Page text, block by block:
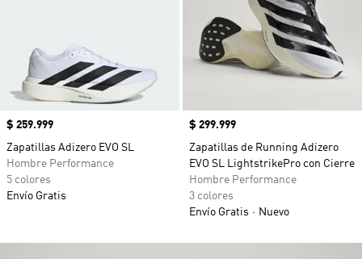
Precio
$ 259.999
Zapatillas Adizero EVO SL
Hombre Performance
5 colores
Envío Gratis
Precio
$ 299.999
Zapatillas de Running Adizero
EVO SL LightstrikePro con Cierre
Hombre Performance
3 colores
Envío Gratis
Nuevo